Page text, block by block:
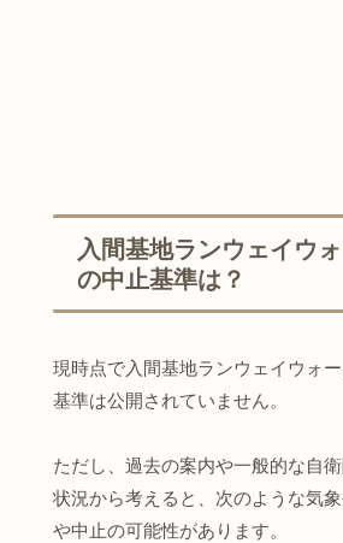
入間基地ランウェイウ
の中止基準は？
現時点で入間基地ランウェイウォ
基準は公開されていません。
ただし、過去の案内や一般的な自
状況から考えると、次のような気
や中止の可能性があります。